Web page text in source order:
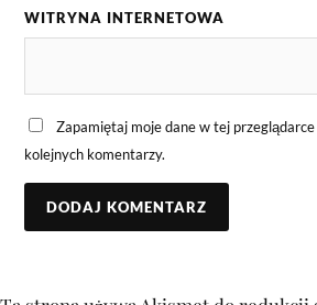
WITRYNA INTERNETOWA
Zapamiętaj moje dane w tej przeglądarce
kolejnych komentarzy.